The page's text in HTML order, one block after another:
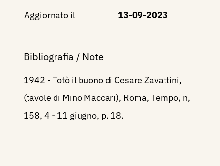
Aggiornato il
13-09-2023
Bibliografia / Note
1942 - Totò il buono di Cesare Zavattini,
(tavole di Mino Maccari), Roma, Tempo, n,
158, 4 - 11 giugno, p. 18.